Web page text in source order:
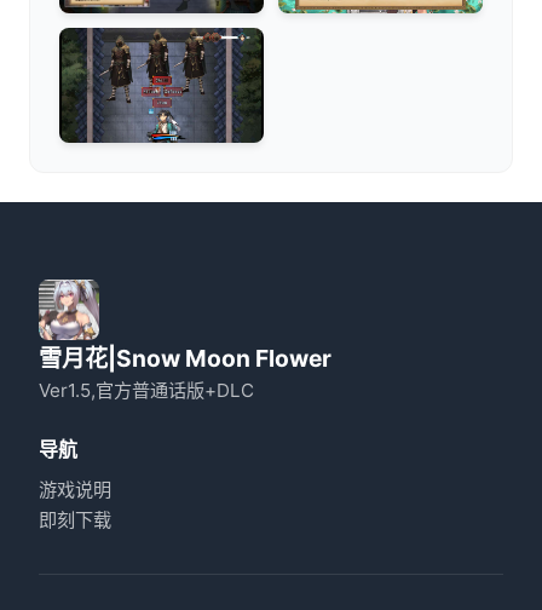
雪月花|Snow Moon Flower
Ver1.5,官方普通话版+DLC
导航
游戏说明
即刻下载